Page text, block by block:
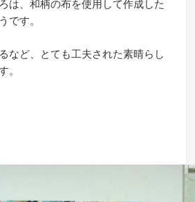
は、和柄の布を使用して作成した
です。
など、とても工夫された素晴らし
。